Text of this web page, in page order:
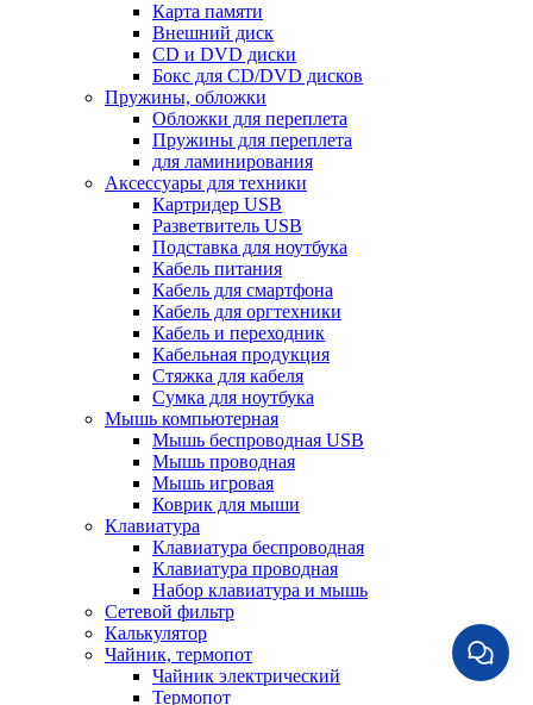
Карта памяти
Внешний диск
CD и DVD диски
Бокс для CD/DVD дисков
Пружины, обложки
Обложки для переплета
Пружины для переплета
для ламинирования
Аксессуары для техники
Картридер USB
Разветвитель USB
Подставка для ноутбука
Кабель питания
Кабель для смартфона
Кабель для оргтехники
Кабель и переходник
Кабельная продукция
Стяжка для кабеля
Сумка для ноутбука
Мышь компьютерная
Мышь беспроводная USB
Мышь проводная
Мышь игровая
Коврик для мыши
Клавиатура
Клавиатура беспроводная
Клавиатура проводная
Набор клавиатура и мышь
Сетевой фильтр
Калькулятор
Чайник, термопот
Чайник электрический
Термопот